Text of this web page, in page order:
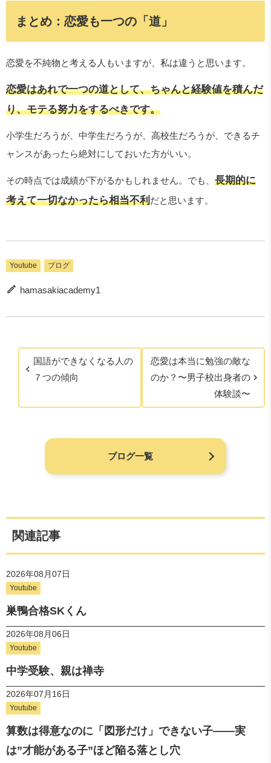
まとめ：恋愛も一つの「道」
恋愛を不純物と考える人もいますが、私は違うと思います。
恋愛はあれで一つの道として、ちゃんと経験値を積んだ
り、モテる努力をするべきです。
小学生だろうが、中学生だろうが、高校生だろうが、できるチ
ャンスがあったら絶対にしておいた方がいい。
その時点では成績が下がるかもしれません。でも、 長期的に
考えて一切なかったら相当不利だと思います。
Youtube ブログ
hamasakiacademy1
国語ができなくなる人の
７つの傾向
恋愛は本当に勉強の敵な
のか？〜男子校出身者の
体験談〜
ブログ一覧
関連記事
2026年08月07日
Youtube
巣鴨合格SKくん
2026年08月06日
Youtube
中学受験、親は禅寺
2026年07月16日
Youtube
算数は得意なのに「図形だけ」できない子——実
は”才能がある子”ほど陥る落とし穴